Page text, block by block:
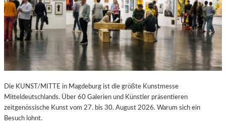
Die KUNST/MITTE in Magdeburg ist die größte Kunstmesse
Mitteldeutschlands. Über 60 Galerien und Künstler präsentieren
zeitgenössische Kunst vom 27. bis 30. August 2026. Warum sich ein
Besuch lohnt.